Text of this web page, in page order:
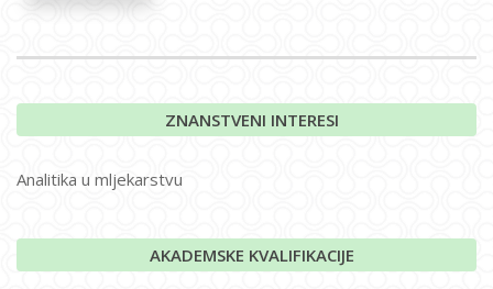
ZNANSTVENI INTERESI
Analitika u mljekarstvu
AKADEMSKE KVALIFIKACIJE